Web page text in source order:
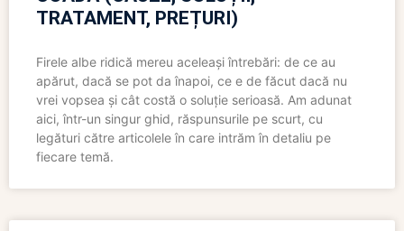
TRATAMENT, PREȚURI)
Firele albe ridică mereu aceleași întrebări: de ce au
apărut, dacă se pot da înapoi, ce e de făcut dacă nu
vrei vopsea și cât costă o soluție serioasă. Am adunat
aici, într-un singur ghid, răspunsurile pe scurt, cu
legături către articolele în care intrăm în detaliu pe
fiecare temă.